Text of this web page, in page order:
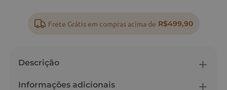
Frete Grátis em compras acima de R$499,90
Descrição
Informações adicionais